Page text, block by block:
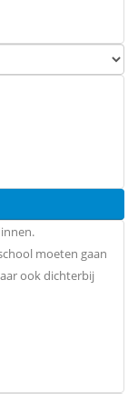
moeten gaan
ook dichterbij